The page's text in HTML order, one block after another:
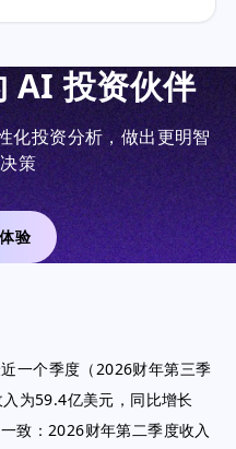
投资伙伴
化投资分析，做出更明智
策
验
一个季度（2026财年第三季
为59.4亿美元，同比增长
致：2026财年第二季度收入